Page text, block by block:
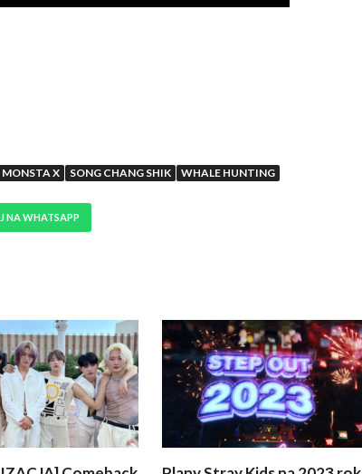
MONSTA X SONG CHANG SHIK WHALE HUNTING
NA WHATSAPP